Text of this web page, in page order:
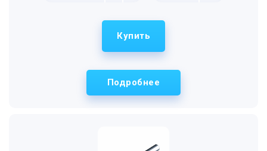
Подробнее
Купить